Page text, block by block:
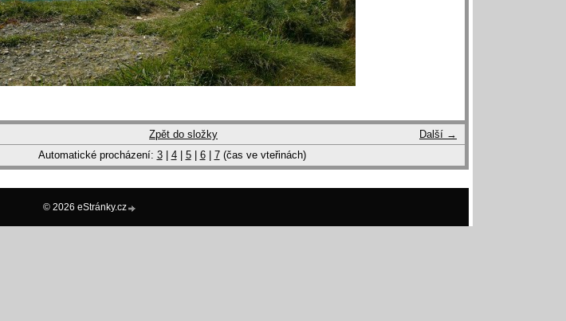
Další →
Zpět do složky
Automatické procházení: 3| 4| 5| 6| 7(čas ve vteřinách)
© 2026 eStránky.cz